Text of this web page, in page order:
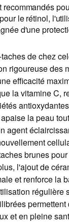
recommandés
le rétinol,
d'une
de chez
rigoureuse des
efficacité
la vitamine C,
la peau
agent
brunes
l'ajout de
et renforce la
régulière
permettent
et en pleine